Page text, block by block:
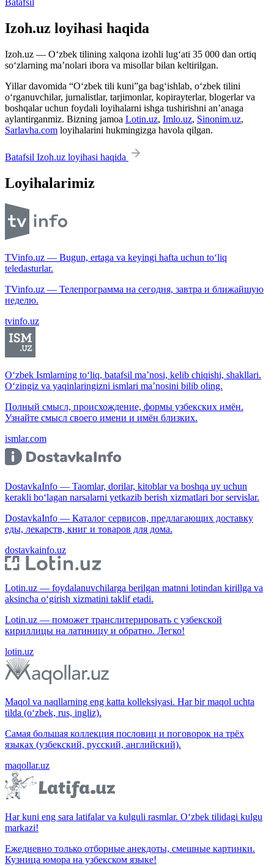
Izoh.uz loyihasi haqida
Izoh.uz — O‘zbek tilining xalqona izohli lug‘ati 35 000 dan ortiq
so‘zlarning ma’nolari ibora va misollar bilan keltirilgan.
Yillar davomida “O‘zbek tili kuni”ga bag‘ishlab, o‘zbek tilini
o‘rganuvchilar, jurnalistlar, tarjimonlar, kopirayterlar, blogerlar va
boshqalar uchun foydali loyihalarni ishga tushirishni an’anaga
aylantirganmiz. Bizning jamoa Lotin.uz, Imlo.uz, Sinonim.uz,
Sarlavha.com loyihalarini hukmingizga havola qilgan.
Batafsil Izoh.uz loyihasi haqida
Loyihalarimiz
TVinfo.uz — Bugun, ertaga va keyingi hafta uchun to‘liq
teledasturlar.
TVinfo.uz — Телепрограмма на сегодня, завтра и ближайшую
неделю.
tvinfo.uz
O‘zbek Ismlarning to‘liq, batafsil ma’nosi, kelib chiqishi, shakllari.
O‘zingiz va yaqinlaringizni ismlari ma’nosini bilib oling.
Полный смысл, происхождение, формы узбекских имён.
Узнайте смысл своего имени и имён близких.
ismlar.com
DostavkaInfo — Taomlar, dorilar, kitoblar va boshqa uy uchun
kerakli bo‘lagan narsalarni yetkazib berish xizmatlari bor servislar.
DostavkaInfo — Каталог сервисов, предлагающих доставку
еды, лекарств, книг и товаров для дома.
dostavkainfo.uz
Lotin.uz — foydalanuvchilarga berilgan matnni lotindan kirillga va
aksincha o‘girish xizmatini taklif etadi.
Lotin.uz — поможет транслитерировать с узбекской
кириллицы на латиницу и обратно. Легко!
lotin.uz
Maqol va naqllarning eng katta kolleksiyasi. Har bir maqol uchta
tilda (o‘zbek, rus, ingliz).
Самая большая коллекция пословиц и поговорок на трёх
языках (узбекский, русский, английский).
maqollar.uz
Har kuni eng sara latifalar va kulguli rasmlar. O‘zbek tilidagi kulgu
markazi!
Ежедневно только отборные анекдоты, смешные картинки.
Кузница юмора на узбекском языке!